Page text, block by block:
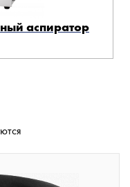
аспиратор